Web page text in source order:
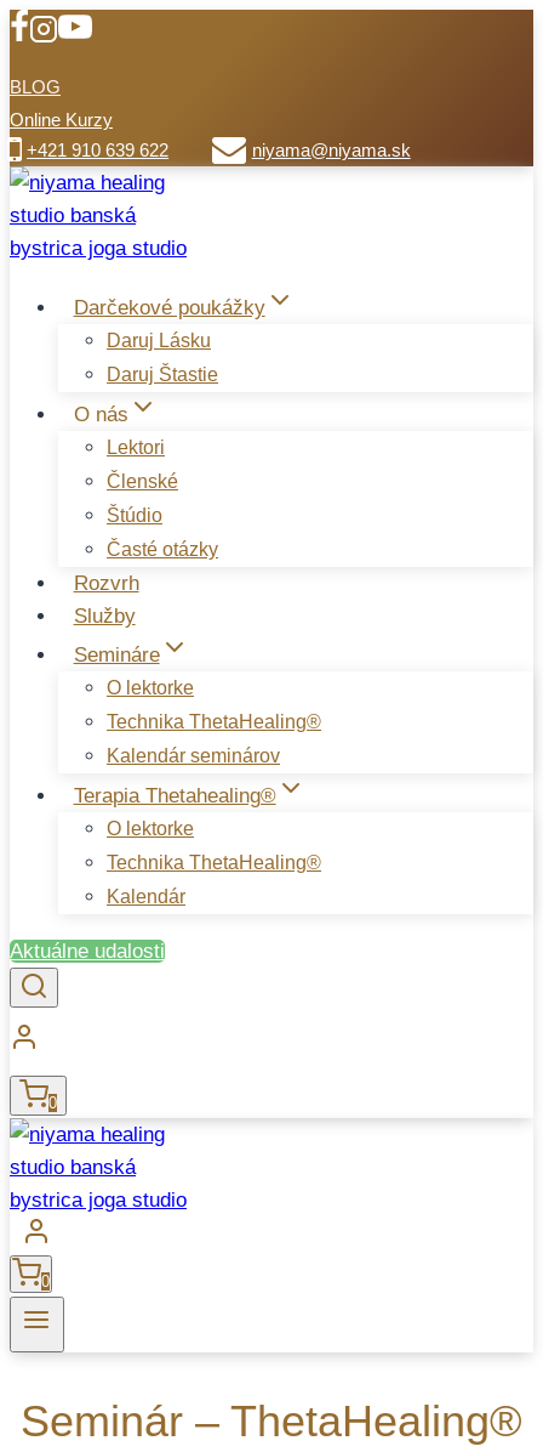
Přeskočit
obsah
BLOG
Online Kurzy
+421 910 639 622
niyama@niyama.sk
Darčekové poukážky
Daruj Lásku
Daruj Štastie
O nás
Lektori
Členské
Štúdio
Časté otázky
Rozvrh
Služby
Semináre
O lektorke
Technika ThetaHealing®
Kalendár seminárov
Terapia Thetahealing®
O lektorke
Technika ThetaHealing®
Kalendár
Aktuálne udalosti
0
0
Seminár – ThetaHealing®